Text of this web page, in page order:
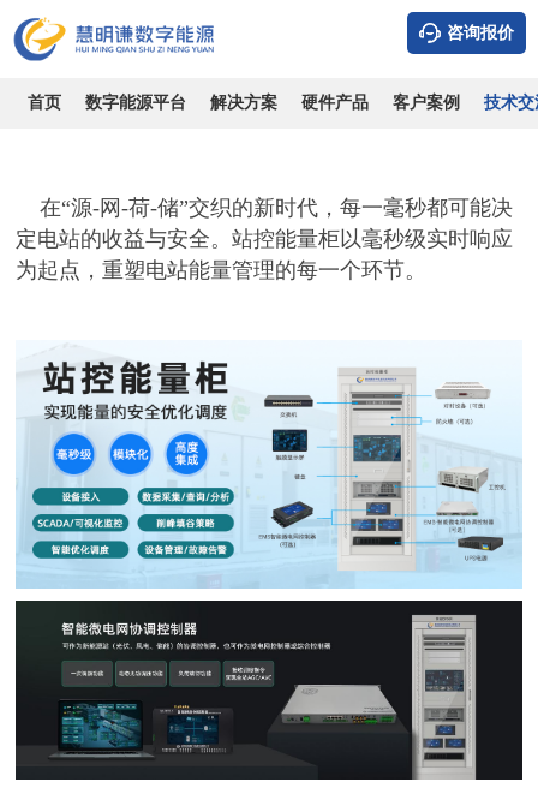
咨询报价
首页 数字能源平台 解决方案 硬件产品 客户案例 技术交
站控能量柜：极简部署，全栈守护
时间：2026-08-09 浏览：6313 作者：admin
在“源-网-荷-储”交织的新时代，每一毫秒都可能决
定电站的收益与安全。站控能量柜以毫秒级实时响应
为起点，重塑电站能量管理的每一个环节。